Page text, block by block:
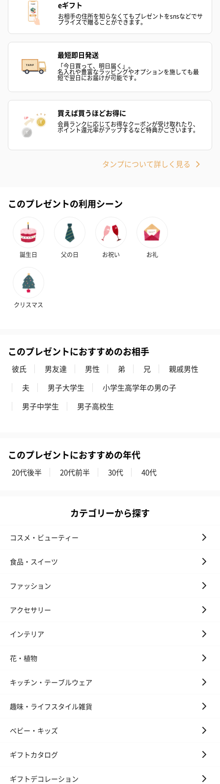
eギフト
お相手の住所を知らなくてもプレゼントをsnsなどでサ
プライズで贈ることができます。
最短即日発送
「今日買って、明日届く」。
名入れや豊富なラッピングやオプションを施しても最
短で翌日にお届けが可能です。
買えば買うほどお得に
会員ランクに応じてお得なクーポンが受け取れたり、
ポイント還元率がアップするなど特典がございます。
タンプについて詳しく見る
このプレゼントの利用シーン
誕生日 父の日 お祝い お礼
クリスマス
このプレゼントにおすすめのお相手
彼氏 男友達 男性 弟 兄
親戚男性
夫
男子大学生
小学生高学年の男の子
男子中学生
男子高校生
このプレゼントにおすすめの年代
20代後半 20代前半 30代 40代
カテゴリーから探す
コスメ・ビューティー
食品・スイーツ
ファッション
アクセサリー
インテリア
花・植物
キッチン・テーブルウェア
趣味・ライフスタイル雑貨
ベビー・キッズ
ギフトカタログ
ギフトデコレーション